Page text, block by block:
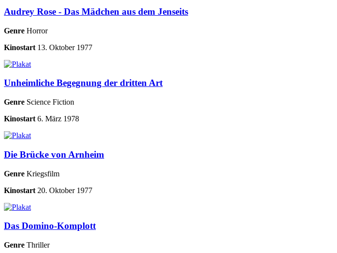
Audrey Rose - Das Mädchen aus dem Jenseits
Genre Horror
Kinostart 13. Oktober 1977
Unheimliche Begegnung der dritten Art
Genre Science Fiction
Kinostart 6. März 1978
Die Brücke von Arnheim
Genre Kriegsfilm
Kinostart 20. Oktober 1977
Das Domino-Komplott
Genre Thriller